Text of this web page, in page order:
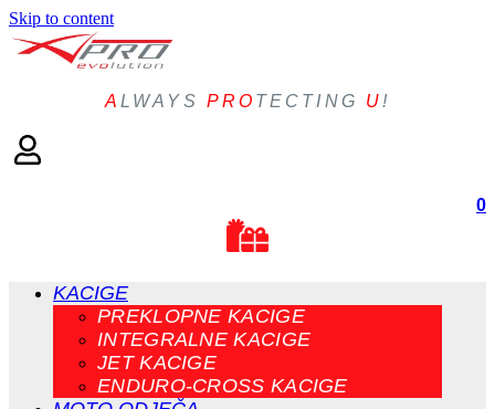
Skip to content
ALWAYS PRO TECTING U!
0
KACIGE
PREKLOPNE KACIGE
INTEGRALNE KACIGE
JET KACIGE
ENDURO-CROSS KACIGE